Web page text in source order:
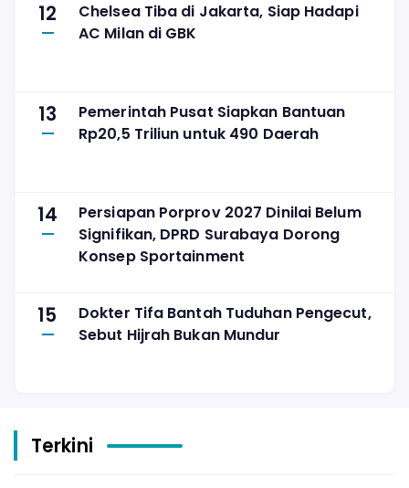
12
Chelsea Tiba di Jakarta, Siap Hadapi
AC Milan di GBK
13
Pemerintah Pusat Siapkan Bantuan
Rp20,5 Triliun untuk 490 Daerah
14
Persiapan Porprov 2027 Dinilai Belum
Signifikan, DPRD Surabaya Dorong
Konsep Sportainment
15
Dokter Tifa Bantah Tuduhan Pengecut,
Sebut Hijrah Bukan Mundur
Terkini